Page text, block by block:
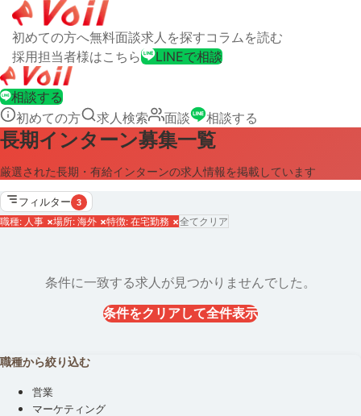
初めての方へ無料面談求人を探すコラムを読む
採用担当者様はこちら
LINEで相談
相談する
初めての方
求人検索 面談 相談する
長期インターン募集一覧
厳選された長期・有給インターンの求人情報を掲載しています
フィルター 3
職種: 人事 ×場所: 海外 ×特徴: 在宅勤務 ×全てクリア
条件に一致する求人が見つかりませんでした。
条件をクリアして全件表示
職種から絞り込む
営業
マーケティング